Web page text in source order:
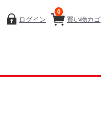
買い物カゴ
0
ログイン